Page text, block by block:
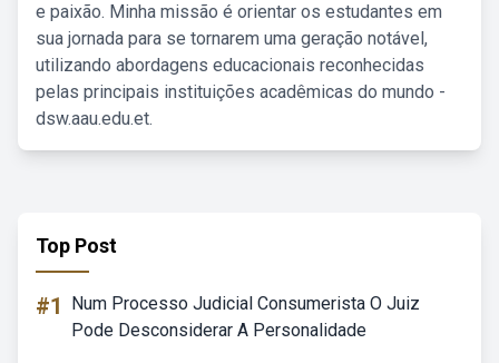
e paixão. Minha missão é orientar os estudantes em
sua jornada para se tornarem uma geração notável,
utilizando abordagens educacionais reconhecidas
pelas principais instituições acadêmicas do mundo -
dsw.aau.edu.et.
Top Post
#1
Num Processo Judicial Consumerista O Juiz
Pode Desconsiderar A Personalidade